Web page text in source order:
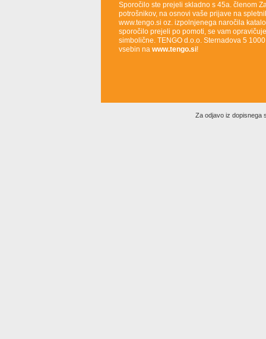
Sporočilo ste prejeli skladno s 45a. členom
potrošnikov, na osnovi vaše prijave na
www.tengo.si oz. izpolnjenega naročila
sporočilo prejeli po pomoti, se vam
simbolične. TENGO d.o.o. Sternadova 5
vsebin na www.tengo.si!
Za odjavo iz dopisnega